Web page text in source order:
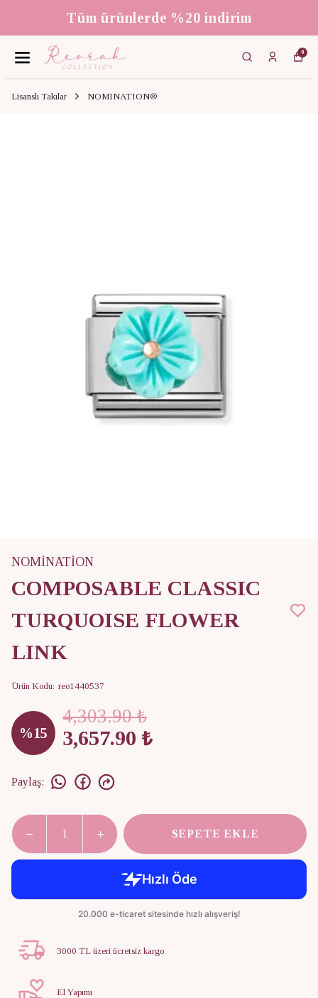
Tüm ürünlerde %20 indirim
0
Lisanslı Takılar NOMINATION®
NOMİNATİON
COMPOSABLE CLASSIC
TURQUOISE FLOWER
LINK
Ürün Kodu: reo1440537
%15
4,303.90 ₺
3,657.90 ₺
Paylaş:
SEPETE EKLE
3000 TL üzeri ücretsiz kargo
El Yapımı